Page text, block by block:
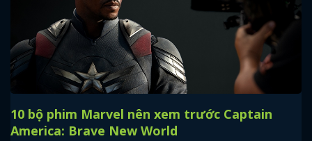
10 bộ phim Marvel nên xem trước Captain
America: Brave New World